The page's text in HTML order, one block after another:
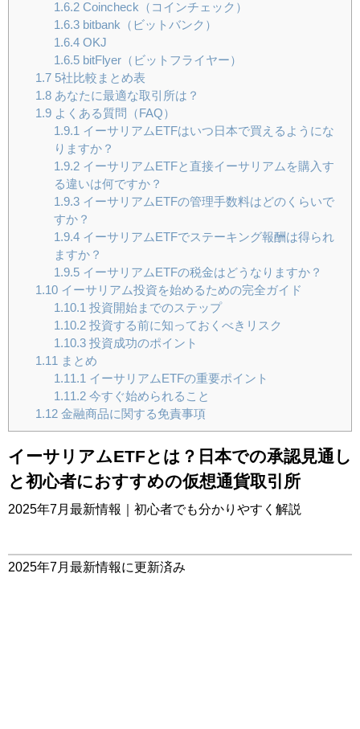
1.6.2Coincheck（コインチェック）
1.6.3bitbank（ビットバンク）
1.6.4OKJ
1.6.5bitFlyer（ビットフライヤー）
1.75社比較まとめ表
1.8あなたに最適な取引所は？
1.9よくある質問（FAQ）
1.9.1 イーサリアムETFはいつ日本で買えるようにな
りますか？
1.9.2イーサリアムETFと直接イーサリアムを購入す
る違いは何ですか？
1.9.3イーサリアムETFの管理手数料はどのくらいで
すか？
1.9.4イーサリアムETFでステーキング報酬は得られ
ますか？
1.9.5イーサリアムETFの税金はどうなりますか？
1.10イーサリアム投資を始めるための完全ガイド
1.10.1 投資開始までのステップ
1.10.2投資する前に知っておくべきリスク
1.10.3投資成功のポイント
1.11
まとめ
1.11.1 イーサリアムETFの重要ポイント
1.11.2今すぐ始められること
1.12金融商品に関する免責事項
イーサリアムETFとは？日本での承認見通し
と初心者におすすめの仮想通貨取引所
2025年7月最新情報｜初心者でも分かりやすく解説
2025年7月最新情報に更新済み